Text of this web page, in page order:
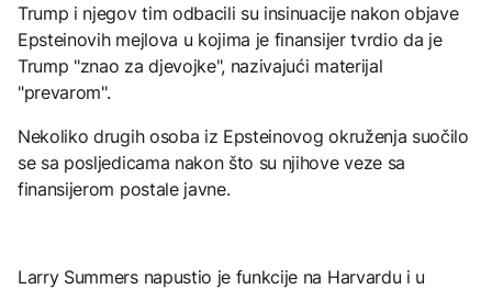
Trump i njegov tim odbacili su insinuacije nakon objave
Epsteinovih mejlova u kojima je finansijer tvrdio da je
Trump "znao za djevojke", nazivajući materijal
"prevarom".
Nekoliko drugih osoba iz Epsteinovog okruženja suočilo
se sa posljedicama nakon što su njihove veze sa
finansijerom postale javne.
Larry Summers napustio je funkcije na Harvardu i u